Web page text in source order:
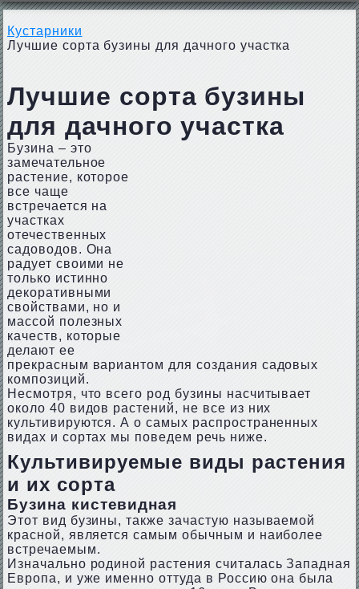
Кустарники
Лучшие сорта бузины для дачного участка
Лучшие сорта бузины
для дачного участка
Бузина – это
замечательное
растение, которое
все чаще
встречается на
участках
отечественных
садоводов. Она
радует своими не
только истинно
декоративными
свойствами, но и
массой полезных
качеств, которые
делают ее
прекрасным вариантом для создания садовых
композиций.
Несмотря, что всего род бузины насчитывает
около 40 видов растений, не все из них
культивируются. А о самых распространенных
видах и сортах мы поведем речь ниже.
Культивируемые виды растения
и их сорта
Бузина кистевидная
Этот вид бузины, также зачастую называемой
красной, является самым обычным и наиболее
встречаемым.
Изначально родиной растения считалась Западная
Европа, и уже именно оттуда в Россию она была